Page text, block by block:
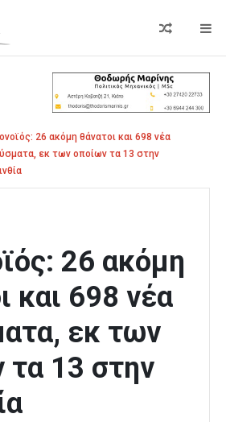
26 ακόμη θάνατοι και 698 νέα
εκ των οποίων τα 13 στην
26 ακόμη
και 698 νέα
εκ των
τα 13 στην